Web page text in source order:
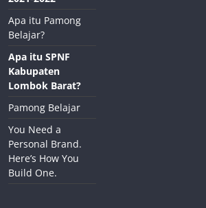
Apa itu Pamong
Belajar?
Apa itu SPNF
Kabupaten
Lombok Barat?
Pamong Belajar
You Need a
Personal Brand.
Here’s How You
Build One.